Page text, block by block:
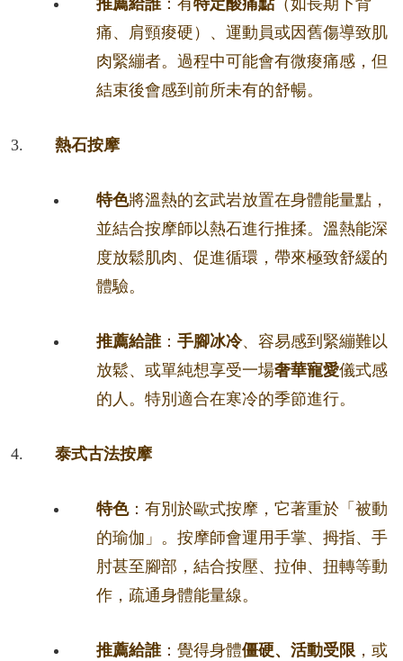
推薦給誰：有特定酸痛點（如長期下背
痛、肩頸痠硬）、運動員或因舊傷導致肌
肉緊繃者。過程中可能會有微痠痛感，但
結束後會感到前所未有的舒暢。
熱石按摩
特色將溫熱的玄武岩放置在身體能量點，
並結合按摩師以熱石進行推揉。溫熱能深
度放鬆肌肉、促進循環，帶來極致舒緩的
體驗。
推薦給誰： 手腳冰冷、容易感到緊繃難以
放鬆、或單純想享受一場奢華寵愛儀式感
的人。特別適合在寒冷的季節進行。
泰式古法按摩
特色：有別於歐式按摩，它著重於「被動
的瑜伽」。按摩師會運用手掌、拇指、手
肘甚至腳部，結合按壓、拉伸、扭轉等動
作，疏通身體能量線。
推薦給誰：覺得身體僵硬、活動受限 ，或